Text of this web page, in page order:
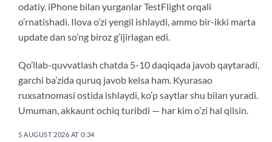
odatiy. iPhone bilan yurganlar TestFlight orqali
o’rnatishadi. Ilova o’zi yengil ishlaydi, ammo bir-ikki marta
update dan so’ng biroz g’ijirlagan edi.
Qo’llab-quvvatlash chatda 5-10 daqiqada javob qaytaradi,
garchi ba’zida quruq javob kelsa ham. Kyurasao
ruxsatnomasi ostida ishlaydi, ko’p saytlar shu bilan yuradi.
Umuman, akkaunt ochiq turibdi — har kim o’zi hal qilsin.
5 AUGUST 2026 AT 0:34